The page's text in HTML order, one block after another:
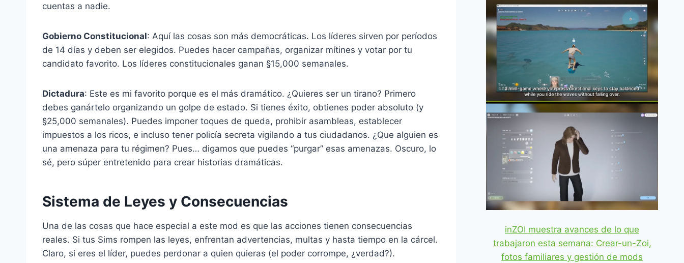
cuentas a nadie.
Gobierno Constitucional: Aquí las cosas son más democráticas. Los líderes sirven por períodos
de 14 días y deben ser elegidos. Puedes hacer campañas, organizar mítines y votar por tu
candidato favorito. Los líderes constitucionales ganan §15,000 semanales.
Dictadura: Este es mi favorito porque es el más dramático. ¿Quieres ser un tirano? Primero
debes ganártelo organizando un golpe de estado. Si tienes éxito, obtienes poder absoluto (y
§25,000 semanales). Puedes imponer toques de queda, prohibir asambleas, establecer
impuestos a los ricos, e incluso tener policía secreta vigilando a tus ciudadanos. ¿Que alguien es
una amenaza para tu régimen? Pues… digamos que puedes “purgar” esas amenazas. Oscuro, lo
sé, pero súper entretenido para crear historias dramáticas.
Sistema de Leyes y Consecuencias
Una de las cosas que hace especial a este mod es que las acciones tienen consecuencias
reales. Si tus Sims rompen las leyes, enfrentan advertencias, multas y hasta tiempo en la cárcel.
Claro, si eres el líder, puedes perdonar a quien quieras (el poder corrompe, ¿verdad?).
inZOI muestra avances de lo que
trabajaron esta semana: Crear-un-Zoi,
fotos familiares y gestión de mods